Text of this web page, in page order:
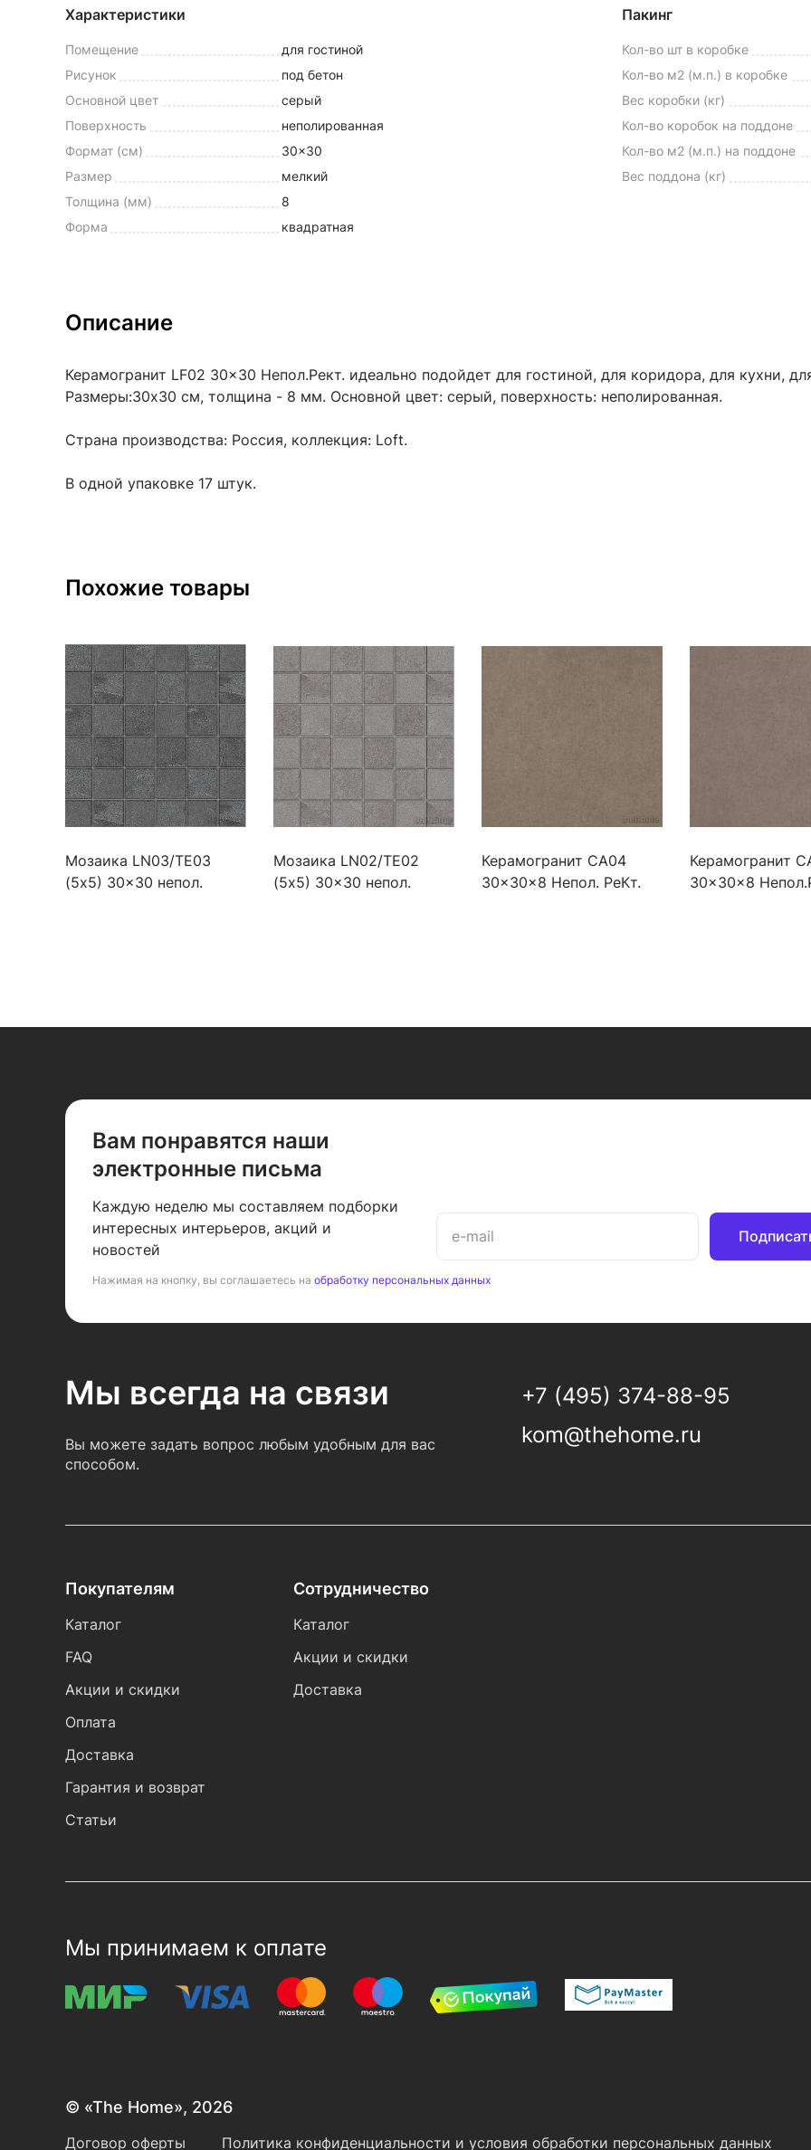
Характеристики
Помещение
для гостиной
Рисунок
под бетон
Основной цвет
серый
Поверхность
неполированная
Формат (см)
30x30
Размер
мелкий
Толщина (мм)
8
Форма
квадратная
Пакинг
Кол-во шт в коробке
Кол-во м2 (м.п.) в коробке
Вес коробки (кг)
Кол-во коробок на поддоне
Кол-во м2 (м.п.) на поддоне
Вес поддона (кг)
Описание
Керамогранит LF02 30x30 Непол.Рект. идеально подойдет для гостиной, для коридора, для кухни,
Размеры:30x30 см, толщина - 8 мм. Основной цвет: серый, поверхность: неполированная.
Страна производства: Россия, коллекция: Loft.
В одной упаковке 17 штук.
Похожие товары
Мозаика LN03/TE03
(5х5) 30x30 непол.
Мозаика LN02/TE02
(5х5) 30x30 непол.
Керамогранит CA04
30x30x8 Непол. РеКт.
Керамогранит
30x30x8
Вам понравятся наши
электронные письма
Каждую неделю мы составляем подборки
интересных интерьеров, акций и
новостей
Нажимая на кнопку, вы соглашаетесь на обработку персональных данных
Мы всегда на связи
Вы можете задать вопрос любым удобным для вас
способом.
+7 (495) 374-88-95
kom@thehome.ru
Покупателям
Каталог
FAQ
Акции и скидки
Оплата
Доставка
Гарантия и возврат
Статьи
Сотрудничество
Каталог
Акции и скидки
Доставка
Мы принимаем к оплате
© «The Home», 2026
Договор оферты Политика конфиденциальности и условия обработки персональных данных